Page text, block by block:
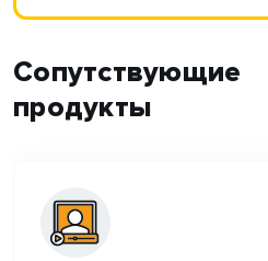
Сопутствующие
продукты